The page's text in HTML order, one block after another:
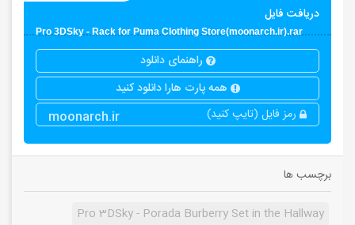
دریافت فایل
Pro 3DSky - Rack for Puma Clothing Store(moonarch.ir).rar
راهنمای دانلود
همه پارت هارا دانلود کنید
رمز فایل (تایپ کنید)
moonarch.ir
برچسب ها
Pro 3DSky - Porada Burberry Set in the Hallway